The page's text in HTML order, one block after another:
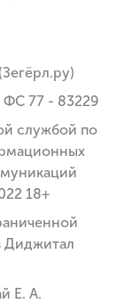
77 - 83229
службой по
18+
Диджитал
Е. А.